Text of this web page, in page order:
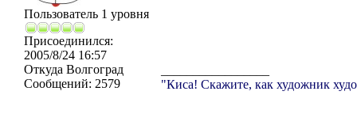
Пользователь 1 уровня
Присоединился:
2005/8/24 16:57
Откуда Волгоград
Сообщений: 2579
"Киса! Скажите, как художник